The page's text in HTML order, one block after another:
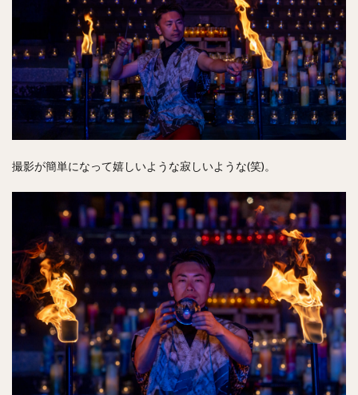
撮影が簡単になって嬉しいような寂しいような(笑)。